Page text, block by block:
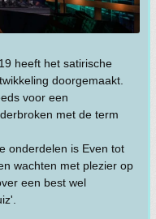
heeft het satirische
doorgemaakt.
voor een
met de term
onderdelen is Even tot
wachten met plezier op
een best wel